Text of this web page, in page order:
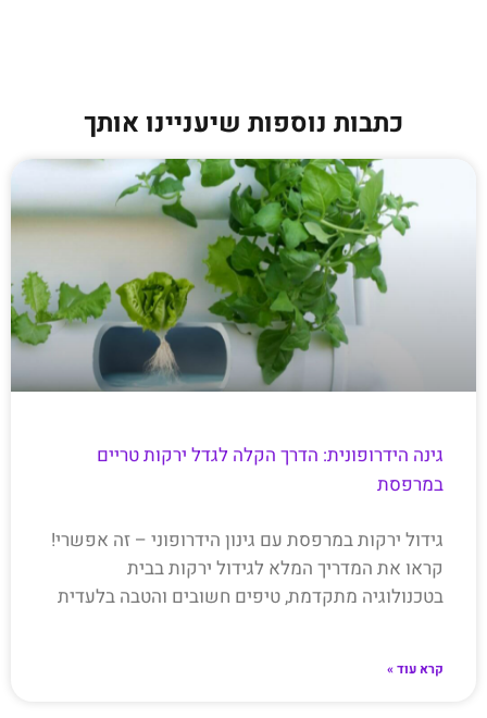
כתבות נוספות שיעניינו אותך
גינה הידרופונית: הדרך הקלה לגדל ירקות טריים
במרפסת
גידול ירקות במרפסת עם גינון הידרופוני – זה אפשרי!
קראו את המדריך המלא לגידול ירקות בבית
בטכנולוגיה מתקדמת, טיפים חשובים והטבה בלעדית
קרא עוד »